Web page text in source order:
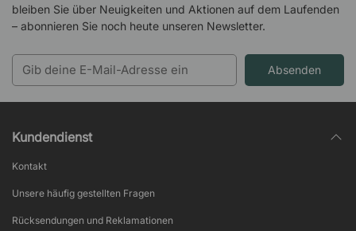
bleiben Sie über Neuigkeiten und Aktionen auf dem Laufenden
– abonnieren Sie noch heute unseren Newsletter.
Absenden
Kundendienst
Kontakt
Unsere häufig gestellten Fragen
Rücksendungen und Reklamationen